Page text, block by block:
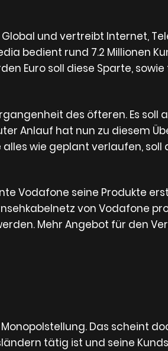
und vertreibt Internet,
bedient rund 7.2 Millionen
Euro soll diese Sparte,
des öfteren. Es soll
Anlauf hat nun zu diesem
wie geplant verlaufen, soll
Vodafone seine Produkte
von Vodafone
Mehr Angebot für den
Das scheint
tätig ist und seine